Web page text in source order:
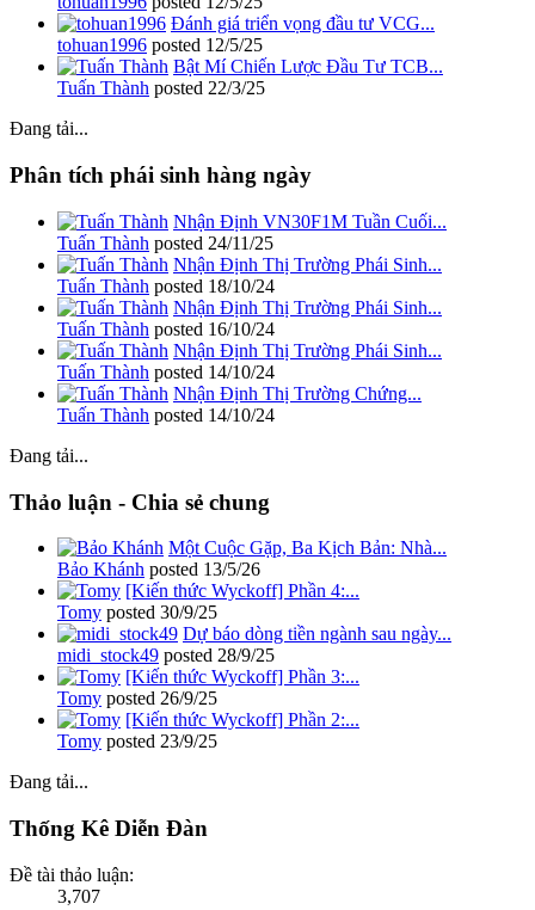
Đánh giá triển vọng đầu tư VCG...
tohuan1996 posted 12/5/25
Bật Mí Chiến Lược Đầu Tư TCB...
Tuấn Thành posted 22/3/25
Đang tải...
Phân tích phái sinh hàng ngày
Nhận Định VN30F1M Tuần Cuối...
Tuấn Thành posted 24/11/25
Nhận Định Thị Trường Phái Sinh...
Tuấn Thành posted 18/10/24
Nhận Định Thị Trường Phái Sinh...
Tuấn Thành posted 16/10/24
Nhận Định Thị Trường Phái Sinh...
Tuấn Thành posted 14/10/24
Nhận Định Thị Trường Chứng...
Tuấn Thành posted 14/10/24
Đang tải...
Thảo luận - Chia sẻ chung
Một Cuộc Gặp, Ba Kịch Bản: Nhà...
Bảo Khánh posted 13/5/26
[Kiến thức Wyckoff] Phần 4:...
Tomy posted 30/9/25
Dự báo dòng tiền ngành sau ngày...
midi_stock49 posted 28/9/25
[Kiến thức Wyckoff] Phần 3:...
Tomy posted 26/9/25
[Kiến thức Wyckoff] Phần 2:...
Tomy posted 23/9/25
Đang tải...
Thống Kê Diễn Đàn
Đề tài thảo luận:
3,707